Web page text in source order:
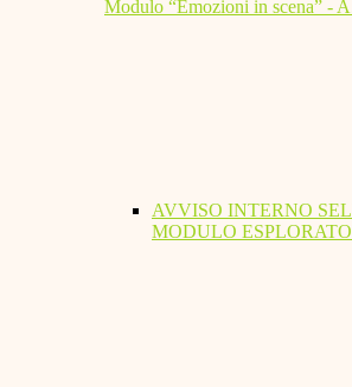
Modulo “Emozioni in scena” -
AVVISO INTERNO
MODULO